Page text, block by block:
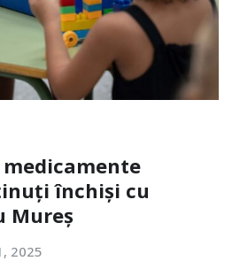
închiși cu
Mureș
2025